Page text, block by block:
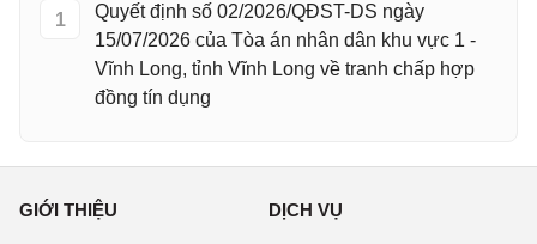
1
Quyết định số 02/2026/QĐST-DS ngày
15/07/2026 của Tòa án nhân dân khu vực 1 -
Vĩnh Long, tỉnh Vĩnh Long về tranh chấp hợp
đồng tín dụng
GIỚI THIỆU DỊCH VỤ